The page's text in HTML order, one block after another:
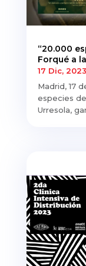
“20.000
Forqué a
17 Dic, 2023
Madrid, 17
especies
Urresola,